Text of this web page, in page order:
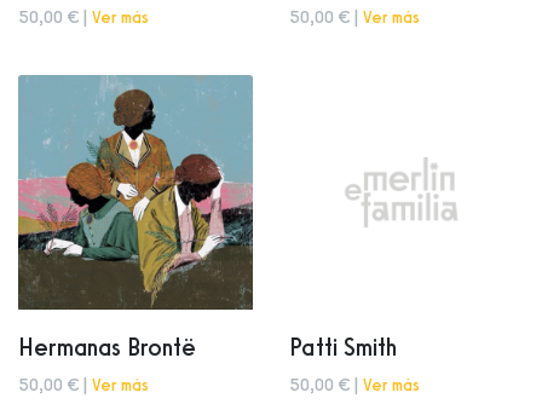
50,00 € | Ver más 50,00 € | Ver más
Hermanas Brontë
50,00 € | Ver más
Patti Smith
50,00 € | Ver más